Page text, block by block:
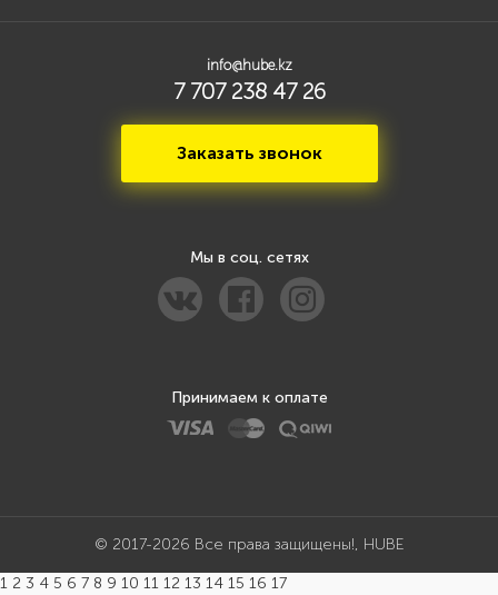
info@hube.kz
7 707 238 47 26
Заказать звонок
Мы в соц. сетях
Принимаем к оплате
© 2017-2026 Все права защищены!, HUBE
1 2 3 4 5 6 7 8 9 10 11 12 13 14 15 16 17